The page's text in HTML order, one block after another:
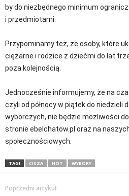
by do niezbędnego minimum
i przedmiotami.
Przypominamy też, że osoby, które
ciężarne i rodzice z dziećmi do lat
poza kolejnością.
Jednocześnie informujemy, że na
czyli od północy w piątek do niedzieli
wyborczych, nie będzie możliwości
stronie ebelchatow.pl oraz na
społecznościowych.
TAGI CISZA HOT WYBORY
Poprzedni artykuł